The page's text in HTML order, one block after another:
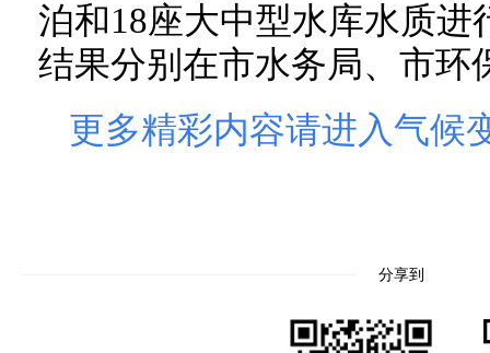
泊和18座大中型水库水质
结果分别在市水务局、市环
更多精彩内容请进入气候
分享到